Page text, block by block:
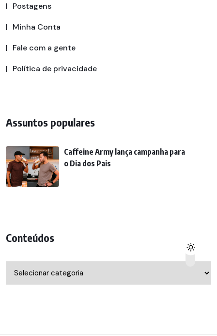
Postagens
Minha Conta
Fale com a gente
Política de privacidade
Assuntos populares
Caffeine Army lança campanha para
o Dia dos Pais
Conteúdos
Conteúdos